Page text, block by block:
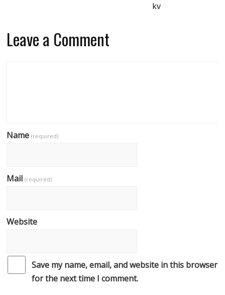
kv
Leave a Comment
Name(required)
Mail(required)
Website
Save my name, email, and website in this browser
for the next time I comment.